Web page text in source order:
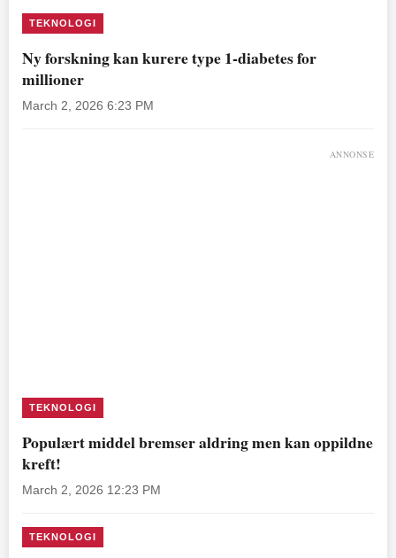
TEKNOLOGI
Ny forskning kan kurere type 1-diabetes for
millioner
March 2, 2026 6:23 PM
ANNONSE
TEKNOLOGI
Populært middel bremser aldring men kan oppildne
kreft!
March 2, 2026 12:23 PM
TEKNOLOGI